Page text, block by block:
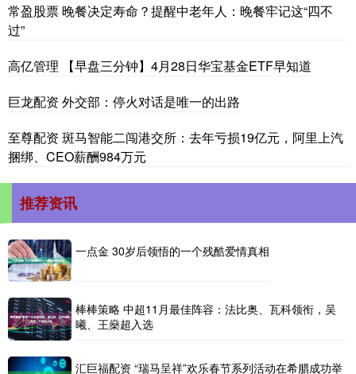
常盈股票 晚餐决定寿命？提醒中老年人：晚餐牢记这“四不
过”
高亿管理 【早盘三分钟】4月28日华宝基金ETF早知道
巨龙配资 外交部：停火对话是唯一的出路
至尊配资 斑马智能二闯港交所：去年亏损19亿元，阿里上汽
捆绑、CEO薪酬984万元
推荐资讯
一点金 30岁后领悟的一个残酷爱情真相
棒棒策略 中超11月最佳阵容：法比奥、瓦科领衔，吴
曦、王燊超入选
汇巨福配资 “瑞马呈祥”欢乐春节系列活动在希腊成功举